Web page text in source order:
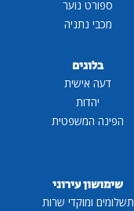
ספורט נוער
מכבי נתניה
בלוגים
דעה אישית
יהדות
הפינה המשפטית
שימושון עירוני
תשלומים ומוקדי שרות